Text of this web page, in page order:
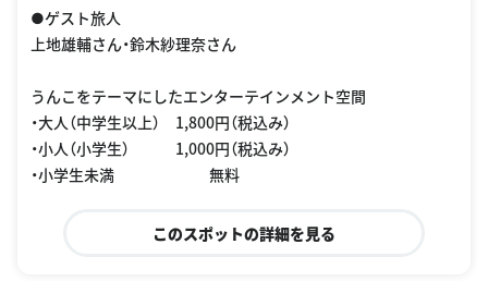
●ゲスト旅人
上地雄輔さん・鈴木紗理奈さん
うんこをテーマにしたエンターテインメント空間
・大人（中学生以上） 1,800円（税込み）
・小人（小学生） 1,000円（税込み）
・小学生未満 無料
このスポットの詳細を見る